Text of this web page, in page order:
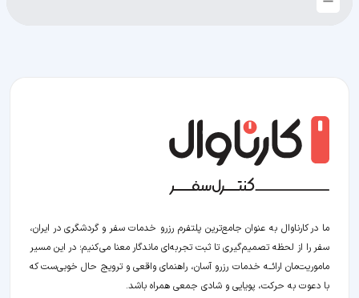
ما در کارناوال به عنوان جامع‌ترین پلتفرم رزرو خدمات سفر و گردشگری در ایران،
سفر را از لحظه‌ تصمیم‌گیری تا ثبت تجربه‌ای ماندگار معنا می‌کنیم؛ در این مسیر‍
ماموریت‌مان اراﺋــﻪ خدمات رزرو آسان، راهنمای واقعی و ترویج حال خوبی‌ست که
با دعوت به حرکت، پویایی و شادی جمعی همراه باشد.